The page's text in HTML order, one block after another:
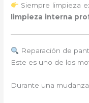
Siempre limpieza
limpieza interna
Reparación de
Este es uno de los
Durante una